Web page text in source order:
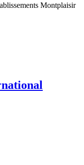
Montplaisir